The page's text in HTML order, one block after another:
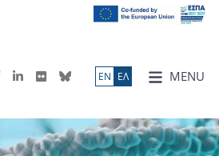
MENU
ΕN ΕΛ